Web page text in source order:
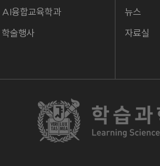
AI융합교육학과
학술행사
뉴스
자료실